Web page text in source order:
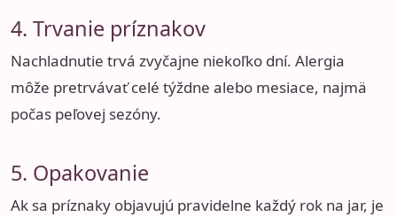
4. Trvanie príznakov
Nachladnutie trvá zvyčajne niekoľko dní. Alergia
môže pretrvávať celé týždne alebo mesiace, najmä
počas peľovej sezóny.
5. Opakovanie
Ak sa príznaky objavujú pravidelne každý rok na jar, je